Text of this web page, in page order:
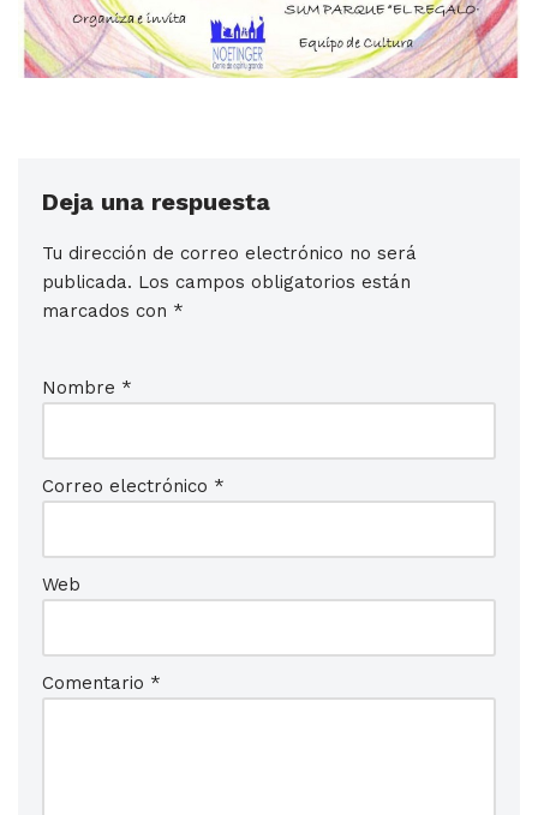
Deja una respuesta
Tu dirección de correo electrónico no será
publicada. Los campos obligatorios están
marcados con *
Nombre *
Correo electrónico *
Web
Comentario *